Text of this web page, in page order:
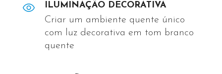
ILUMINAÇÃO DECORATIVA
Criar um ambiente quente único
com luz decorativa em tom branco
quente